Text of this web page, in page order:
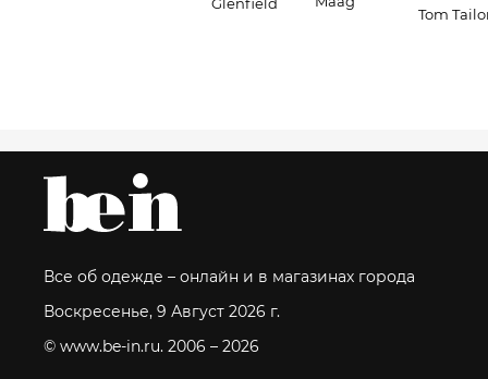
Tom
Все об одежде – онлайн и в магазинах города
Воскресенье, 9 Август 2026 г.
© www.be-in.ru. 2006 – 2026